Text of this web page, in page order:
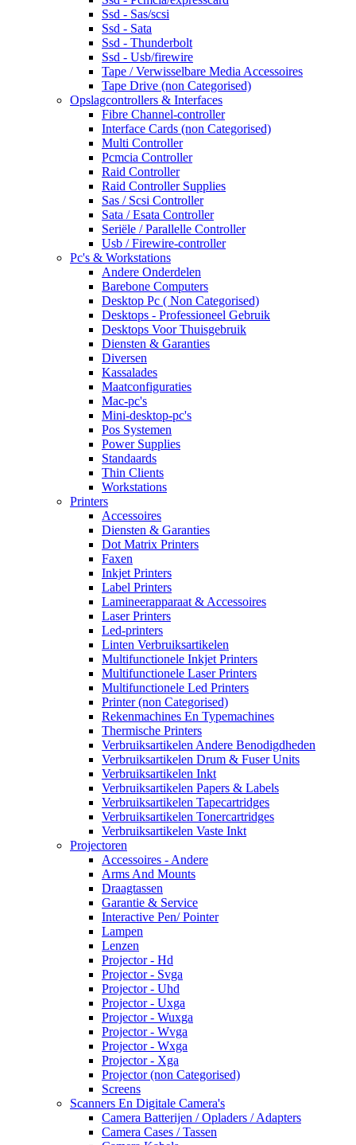
Ssd - Sas/scsi
Ssd - Sata
Ssd - Thunderbolt
Ssd - Usb/firewire
Tape / Verwisselbare Media Accessoires
Tape Drive (non Categorised)
Opslagcontrollers & Interfaces
Fibre Channel-controller
Interface Cards (non Categorised)
Multi Controller
Pcmcia Controller
Raid Controller
Raid Controller Supplies
Sas / Scsi Controller
Sata / Esata Controller
Seriële / Parallelle Controller
Usb / Firewire-controller
Pc's & Workstations
Andere Onderdelen
Barebone Computers
Desktop Pc ( Non Categorised)
Desktops - Professioneel Gebruik
Desktops Voor Thuisgebruik
Diensten & Garanties
Diversen
Kassalades
Maatconfiguraties
Mac-pc's
Mini-desktop-pc's
Pos Systemen
Power Supplies
Standaards
Thin Clients
Workstations
Printers
Accessoires
Diensten & Garanties
Dot Matrix Printers
Faxen
Inkjet Printers
Label Printers
Lamineerapparaat & Accessoires
Laser Printers
Led-printers
Linten Verbruiksartikelen
Multifunctionele Inkjet Printers
Multifunctionele Laser Printers
Multifunctionele Led Printers
Printer (non Categorised)
Rekenmachines En Typemachines
Thermische Printers
Verbruiksartikelen Andere Benodigdheden
Verbruiksartikelen Drum & Fuser Units
Verbruiksartikelen Inkt
Verbruiksartikelen Papers & Labels
Verbruiksartikelen Tapecartridges
Verbruiksartikelen Tonercartridges
Verbruiksartikelen Vaste Inkt
Projectoren
Accessoires - Andere
Arms And Mounts
Draagtassen
Garantie & Service
Interactive Pen/ Pointer
Lampen
Lenzen
Projector - Hd
Projector - Svga
Projector - Uhd
Projector - Uxga
Projector - Wuxga
Projector - Wvga
Projector - Wxga
Projector - Xga
Projector (non Categorised)
Screens
Scanners En Digitale Camera's
Camera Batterijen / Opladers / Adapters
Camera Cases / Tassen